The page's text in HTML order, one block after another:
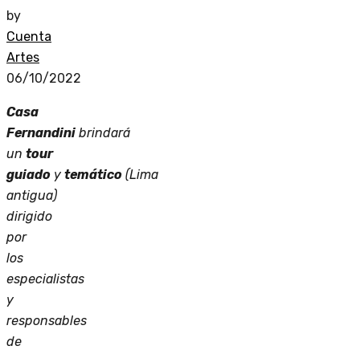
by
Cuenta
Artes
06/10/2022
Casa
Fernandini brindará
un tour
guiado y temático (Lima
antigua)
dirigido
por
los
especialistas
y
responsables
de